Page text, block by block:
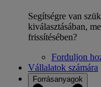
Segítségre van
kiválasztásában,
frissítésében?
Forduljon
Vállalatok számára
Forrásanyagok